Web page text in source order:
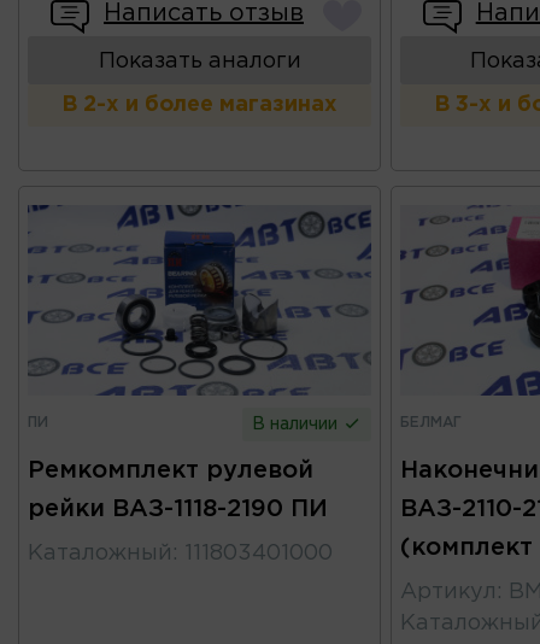
Написать отзыв
Показать аналоги
В 2-х и более магазинах В 3-х и
ПИ В наличии
Ремкомплект рулевой
рейки ВАЗ-1118-2190 ПИ
Каталожный : 111803401000
БЕЛМАГ
ВАЗ-2110-
Артикул :